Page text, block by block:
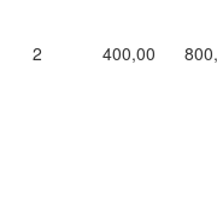
2 400,00